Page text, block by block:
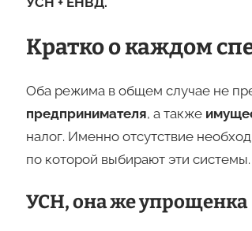
Кратко о каждом
Оба режима в общем случае не
предпринимателя, а также
налог. Именно отсутствие
по которой выбирают эти системы.
УСН, она же упрощенка